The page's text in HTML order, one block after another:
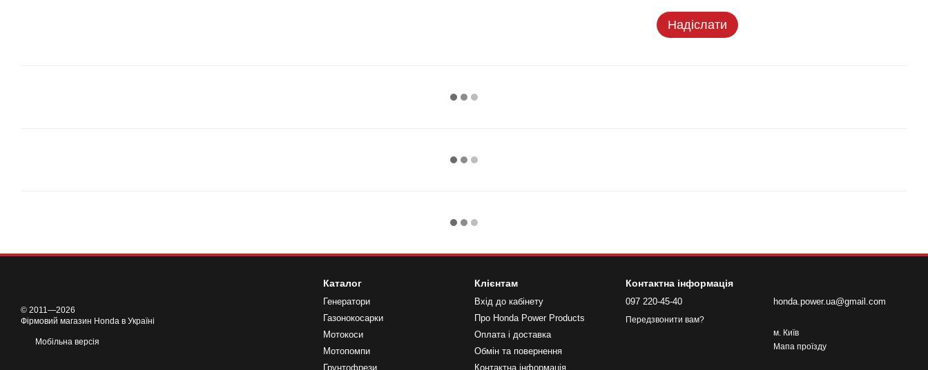
Надіслати
© 2011—2026
Фірмовий магазин Honda в Україні
Мобільна версія
Каталог
Генератори
Газонокосарки
Мотокоси
Мотопомпи
Грунтофрези
Клієнтам
Вхід до кабінету
Про Honda Power Products
Оплата і доставка
Обмін та повернення
Контактна інформація
Контактна інформація
097 220-45-40
Передзвонити вам?
honda.power.ua@gmail.com
м. Київ
Мапа проїзду